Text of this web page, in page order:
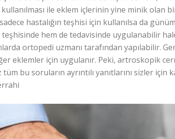
ile eklem içlerinin yine minik olan
sadece hastalığın teşhisi için kullanılsa da
teşhisinde hem de tedavisinde uygulanabilir
ortopedi uzmanı tarafından yapılabilir.
eklemler için uygulanır. Peki, artroskopik
bu soruların ayrıntılı yanıtlarını sizler